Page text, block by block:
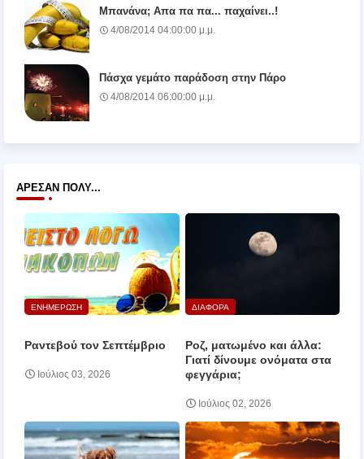
Μπανάνα; Απα πα πα... παχαίνει..!
4/08/2014 04:00:00 μ.μ.
Πάσχα γεμάτο παράδοση στην Πάρο
4/08/2014 06:00:00 μ.μ.
ΆΡΕΣΑΝ ΠΟΛΎ...
ΕΝΗΜΕΡΩΣΗ
Ραντεβού τον Σεπτέμβριο
Ιούλιος 03, 2026
ΔΙΑΦΟΡΑ
Ροζ, ματωμένο και άλλα:
Γιατί δίνουμε ονόματα στα
φεγγάρια;
Ιούλιος 02, 2026